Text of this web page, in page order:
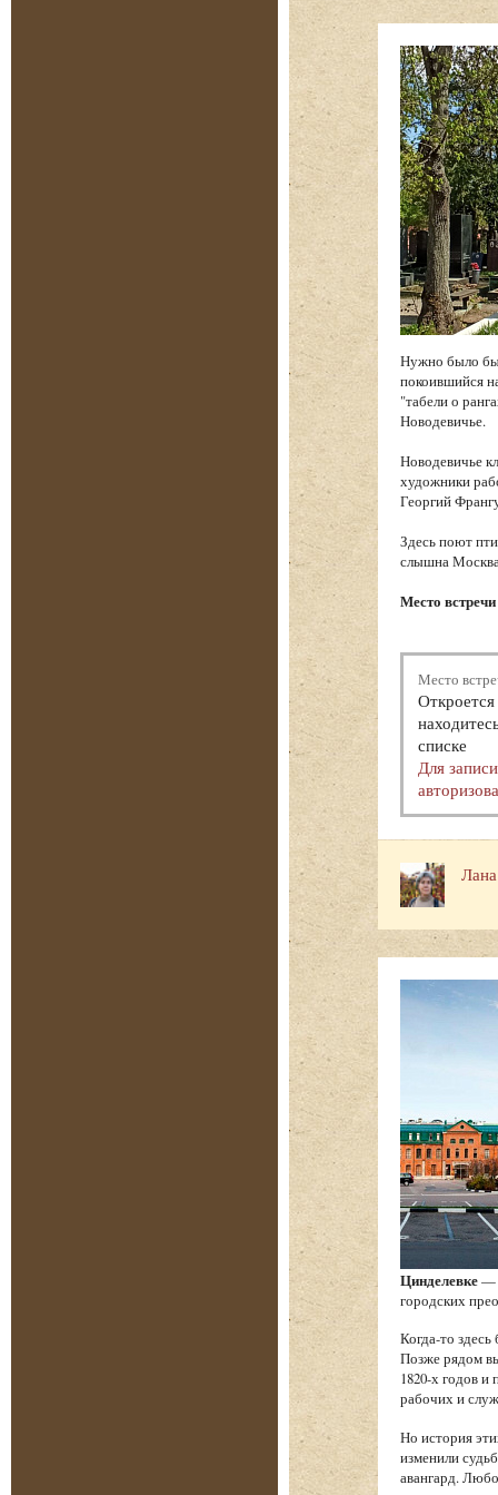
Нужно было
покоившийся
"табели о
Новодевичье.
Новодевичье
художники
Георгий
Здесь поют
слышна
Место
Место
списке
Для
Цинделевке—
городских
Когда-то
Позже рядом
1820-х годов
рабочих и
Но история
изменили
авангард.